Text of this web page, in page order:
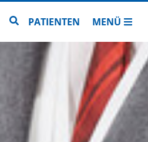
Zur Seitensuche
PATIENTEN MENÜ